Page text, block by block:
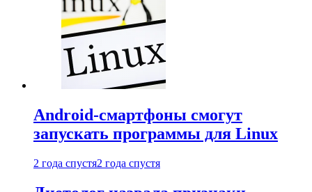
Android-смартфоны смогут
запускать программы для Linux
2 года спустя2 года спустя